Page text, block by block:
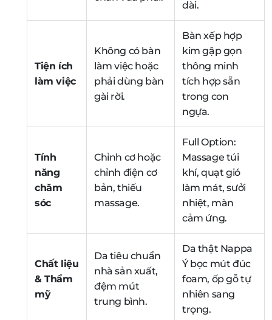
dài.
Tiện ích
làm việc
Không có bàn
làm việc hoặc
phải dùng bàn
gài rời.
Bàn xếp hợp
kim gập gọn
thông minh
tích hợp sẵn
trong con
ngựa.
Tính
năng
chăm
sóc
Chỉnh cơ hoặc
chỉnh điện cơ
bản, thiếu
massage.
Full Option:
Massage túi
khí, quạt gió
làm mát, sưởi
nhiệt, màn
cảm ứng.
Chất liệu
& Thẩm
mỹ
Da tiêu chuẩn
nhà sản xuất,
đệm mút
trung bình.
Da thật Nappa
Ý bọc mút đúc
foam, ốp gỗ tự
nhiên sang
trọng.